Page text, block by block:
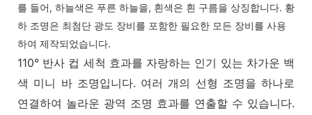
를 들어, 하늘색은 푸른 하늘을, 흰색은 흰 구름을 상징합니다. 황
하 조명은 최첨단 광도 장비를 포함한 필요한 모든 장비를 사용
하여 제작되었습니다.
110° 반사 컵 세척 효과를 자랑하는 인기 있는 차가운 백
색 미니 바 조명입니다. 여러 개의 선형 조명을 하나로
연결하여 놀라운 광역 조명 효과를 연출할 수 있습니다.